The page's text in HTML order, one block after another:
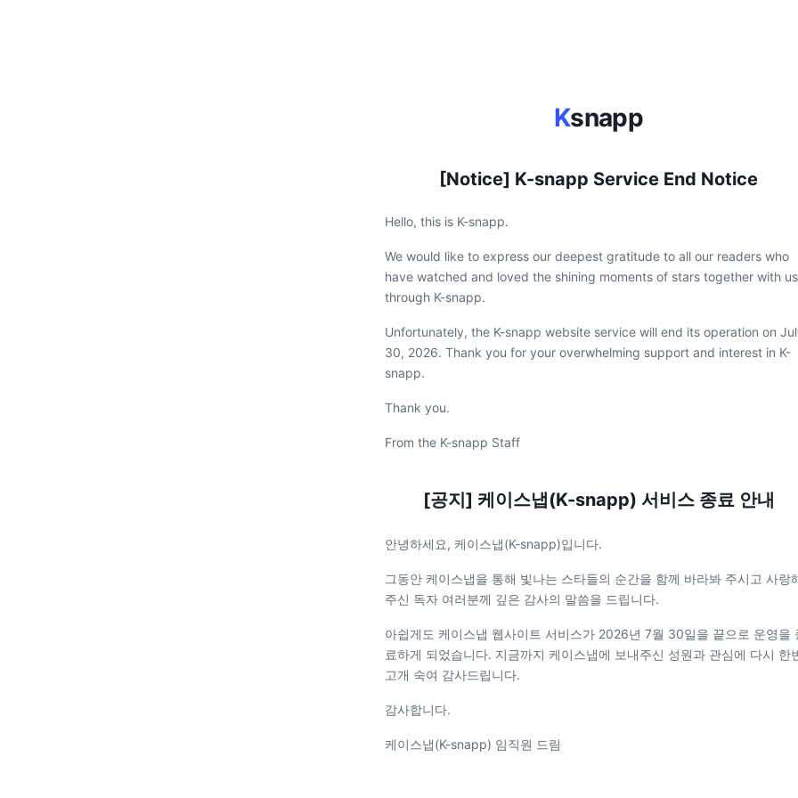
Ksnapp
[Notice] K-snapp Service End Notice
Hello, this is K-snapp.
We would like to express our deepest gratitude to all our readers who
have watched and loved the shining moments of stars together with us
through K-snapp.
Unfortunately, the K-snapp website service will end its operation on
30, 2026. Thank you for your overwhelming support and interest in K-
snapp.
Thank you.
From the K-snapp Staff
[공지] 케이스냅(K-snapp) 서비스 종료 안내
안녕하세요, 케이스냅(K-snapp)입니다.
그동안 케이스냅을 통해 빛나는 스타들의 순간을 함께 바라봐 주시고 사랑
주신 독자 여러분께 깊은 감사의 말씀을 드립니다.
아쉽게도 케이스냅 웹사이트 서비스가 2026년 7월 30일을 끝으로 운영을
료하게 되었습니다. 지금까지 케이스냅에 보내주신 성원과 관심에 다시 한
고개 숙여 감사드립니다.
감사합니다.
케이스냅(K-snapp) 임직원 드림